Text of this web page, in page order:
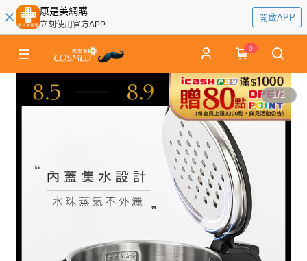
康是美網購
立刻使用官方APP
開啟APP
0
1/2